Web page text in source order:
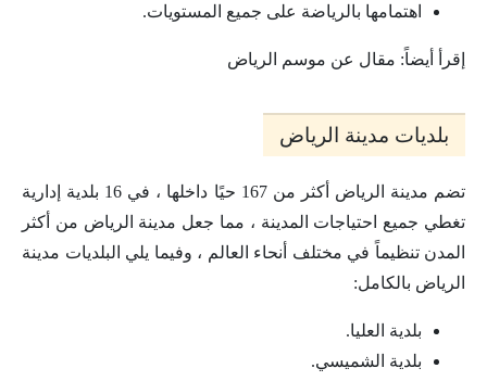
اهتمامها بالرياضة على جميع المستويات.
إقرأ أيضاً: مقال عن موسم الرياض
بلديات مدينة الرياض
تضم مدينة الرياض أكثر من 167 حيًا داخلها ، في 16 بلدية إدارية
تغطي جميع احتياجات المدينة ، مما جعل مدينة الرياض من أكثر
المدن تنظيماً في مختلف أنحاء العالم ، وفيما يلي البلديات مدينة
الرياض بالكامل:
بلدية العليا.
بلدية الشميسي.